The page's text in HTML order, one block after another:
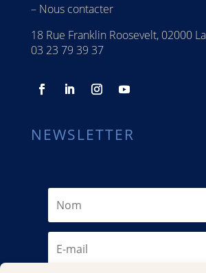
– Nous contacter
18 Rue Franklin Roosevelt, 02000
03 23 79 39 37
NEWSLETTER